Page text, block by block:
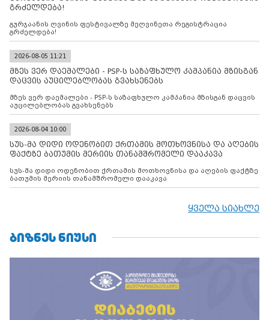
გრძელდება!
გურჯაანის ღვინის ფესტივალზე მეღვინეთა რეგისტრაცია
გრძელდება!
2026-08-05 11:21
მზეს ვერ დაემალები - PSP-ს საზაფხულო კამპანია მზისგან
დაცვის აუცილებლობას გვახსენებს
მზეს ვერ დაემალები - PSP-ს საზაფხულო კამპანია მზისგან დაცვის
აუცილებლობას გვახსენებს
2026-08-04 10:00
სუს-მა დიდი ოდენობით ქრთამის მოთხოვნისა და აღების
ფაქტზე ბათუმის მერიის თანამშრომელი დააკავა
სუს-მა დიდი ოდენობით ქრთამის მოთხოვნისა და აღების ფაქტზე
ბათუმის მერიის თანამშრომელი დააკავა
ყველა სიახლე
ᲑᲘᲖᲜᲔᲡ ᲜᲘᲣᲡᲘ